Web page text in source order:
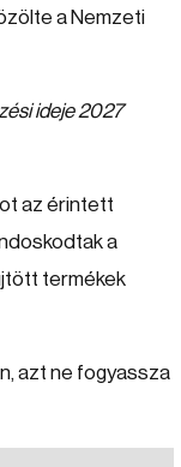
a Nemzeti
ideje 2027
az érintett
a
termékek
azt ne fogyassza